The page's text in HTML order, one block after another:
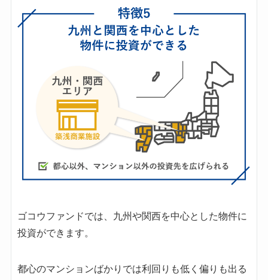
ゴコウファンドでは、九州や関西を中心とした物件に
投資ができます。
都心のマンションばかりでは利回りも低く偏りも出る